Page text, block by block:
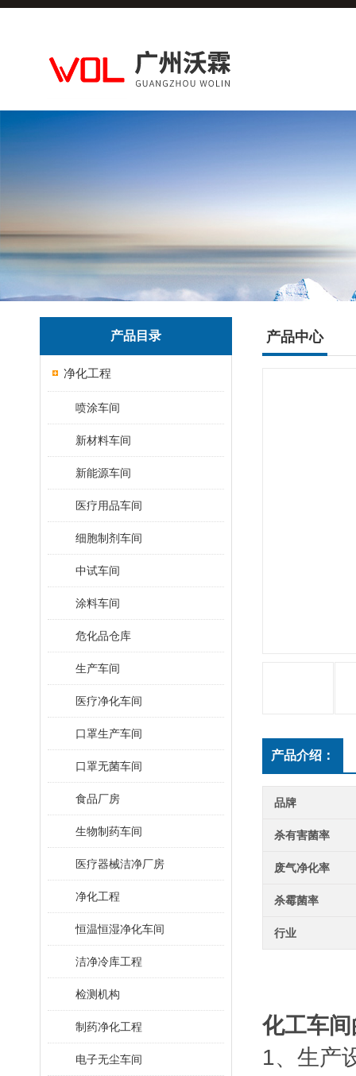
产品目录
净化工程
喷涂车间
新材料车间
新能源车间
医疗用品车间
细胞制剂车间
中试车间
涂料车间
危化品仓库
生产车间
医疗净化车间
口罩生产车间
口罩无菌车间
食品厂房
生物制药车间
医疗器械洁净厂房
净化工程
恒温恒湿净化车间
洁净冷库工程
检测机构
制药净化工程
电子无尘车间
产品中心
产品介绍：
品牌
杀有害菌率
废气净化率
杀霉菌率
行业
化工车
1、生产